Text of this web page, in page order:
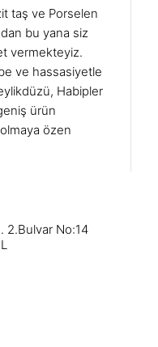
taş ve Porselen
bu yana siz
vermekteyiz.
ve hassasiyetle
Habipler
ürün
özen
2.Bulvar No:14